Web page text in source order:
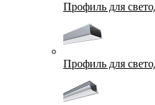
Профиль для
Профиль для